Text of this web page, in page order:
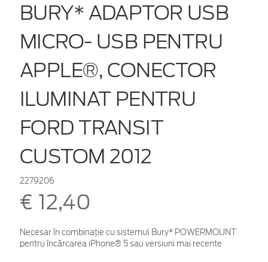
BURY* ADAPTOR USB
MICRO- USB PENTRU
APPLE®, CONECTOR
ILUMINAT PENTRU
FORD TRANSIT
CUSTOM 2012
2279206
€ 12,40
Necesar în combinație cu sistemul Bury* POWERMOUNT
pentru încărcarea iPhone® 5 sau versiuni mai recente